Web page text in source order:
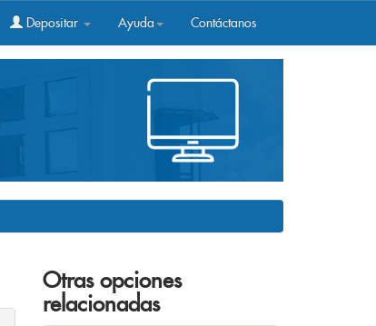
Depositar Ayuda Contáctanos
Otras opciones
relacionadas